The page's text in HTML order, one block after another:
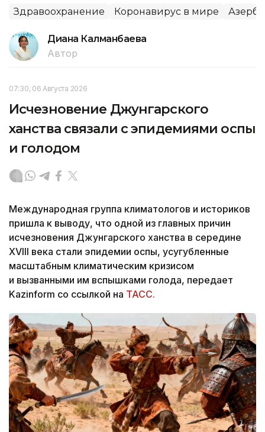
Здравоохранение Коронавирус в мире
Диана Калманбаева
Автор
07:30, 06 Августа 2026
Исчезновение Джунгарского
ханства связали с эпидемиями оспы
и голодом
Международная группа климатологов и историков
пришла к выводу, что одной из главных причин
исчезновения Джунгарского ханства в середине
XVIII века стали эпидемии оспы, усугубленные
масштабным климатическим кризисом
и вызванными им вспышками голода, передает
Kazinform со ссылкой на ТАСС.